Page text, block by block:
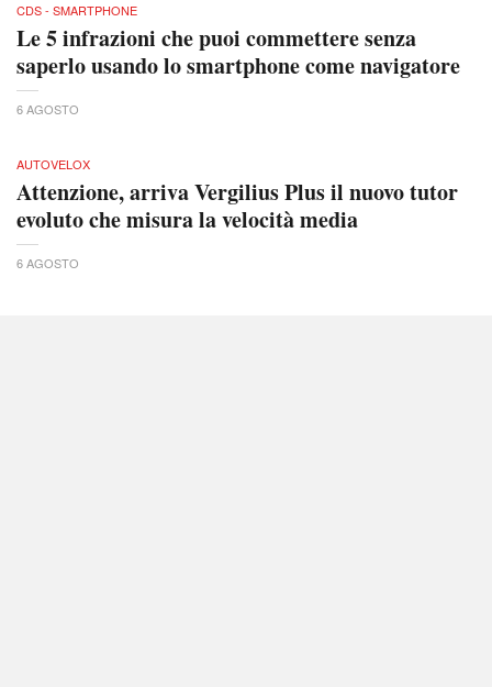
CDS - SMARTPHONE
Le 5 infrazioni che puoi commettere senza
saperlo usando lo smartphone come navigatore
6 AGOSTO
AUTOVELOX
Attenzione, arriva Vergilius Plus il nuovo tutor
evoluto che misura la velocità media
6 AGOSTO